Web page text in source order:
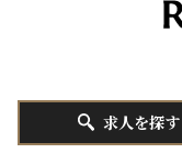
求人を探す